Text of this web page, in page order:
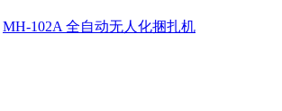
MH-102A 全自动无人化捆扎机